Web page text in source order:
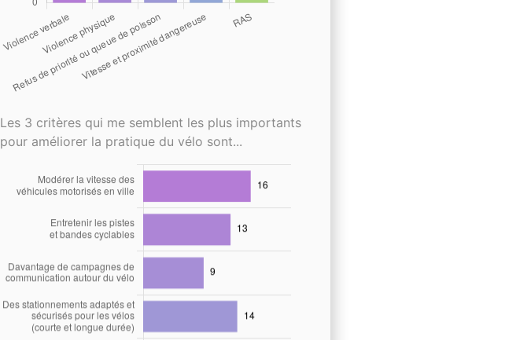
Les 3 critères qui me semblent les plus importants
pour améliorer la pratique du vélo sont...